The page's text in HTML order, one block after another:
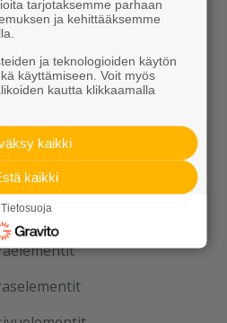
tuotteet
maisematuotteet
Betoni
ja putket
tarjotaksemme parhaan
ja kehittääksemme
ja teknologioiden käytön
käyttämiseen. Voit myös
kautta klikkaamalla
kaikki
kaikki
Tietosuoja